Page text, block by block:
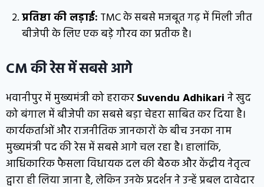
प्रतिष्ठा की लड़ाई: TMC के सबसे मजबूत गढ़ में मिली जीत
बीजेपी के लिए एक बड़े गौरव का प्रतीक है।
CM की रेस में सबसे आगे
भवानीपुर में मुख्यमंत्री को हराकरSuvendu Adhikari ने खुद
को बंगाल में बीजेपी का सबसे बड़ा चेहरा साबित कर दिया है।
कार्यकर्ताओं और राजनीतिक जानकारों के बीच उनका नाम
मुख्यमंत्री पद की रेस में सबसे आगे चल रहा है। हालांकि,
आधिकारिक फैसला विधायक दल की बैठक और केंद्रीय नेतृत्व
द्वारा ही लिया जाना है, लेकिन उनके प्रदर्शन ने उन्हें प्रबल दावेदार